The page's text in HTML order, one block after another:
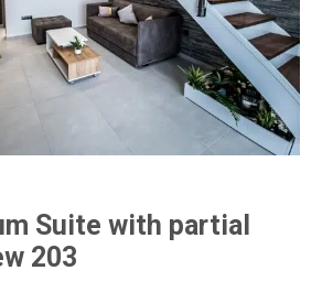
Suite with partial
203